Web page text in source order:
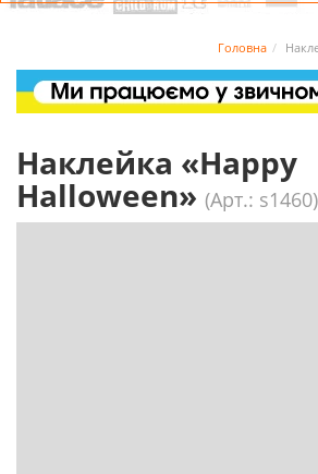
Головна
Наклейка «Happy
Halloween» (Арт.: s1460)